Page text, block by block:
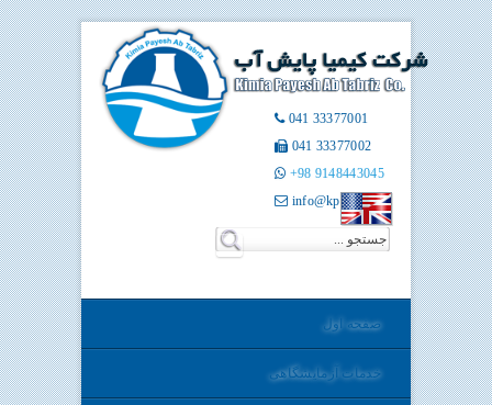
041 33377001
041 33377002
+98 9148443045
info@kpatco.ir
صفحه اول
خدمات آزمایشگاهی